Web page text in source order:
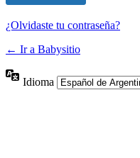
¿Olvidaste tu contraseña?
← Ir a Babysitio
Idioma